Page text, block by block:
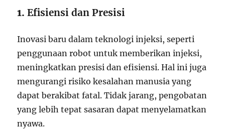
1.Efisiensi dan Presisi
Inovasi baru dalam teknologi injeksi, seperti
penggunaan robot untuk memberikan injeksi,
meningkatkan presisi dan efisiensi. Hal ini juga
mengurangi risiko kesalahan manusia yang
dapat berakibat fatal. Tidak jarang, pengobatan
yang lebih tepat sasaran dapat menyelamatkan
nyawa.